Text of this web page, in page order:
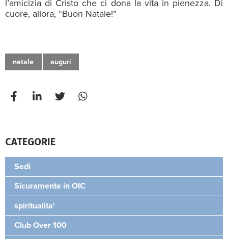
l’amicizia di Cristo che ci dona la vita in pienezza. Di
cuore, allora, “Buon Natale!”
natale auguri
CATEGORIE
Sedi
Sicuramente in OIC
spiritualita'
Club Over 100